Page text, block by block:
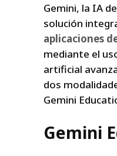
Gemini, la IA
solución
aplicaciones
mediante el
artificial
dos
Gemini
Gemini